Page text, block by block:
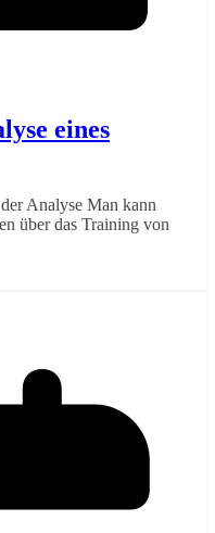
eines
Analyse Man kann
über das Training von